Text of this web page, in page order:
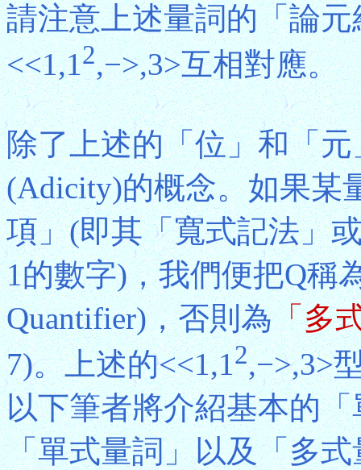
請注意上述量詞的「論
<<1,12,−>,3>互相對應。
除了上述的「位」和「
(Adicity)的概念。如果某
項」(即其「寬式記法」
1的數字)，我們便把Q稱
Quantifier)，否則為「多
7)。上述的<<1,12,−>,3>
以下筆者將介紹基本的
「單式量詞」以及「多